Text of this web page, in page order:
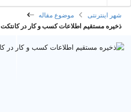
شهر اینترنتی
موضوع مقاله
ذخیره مستقیم اطلاعات کسب و کار در کانتکت